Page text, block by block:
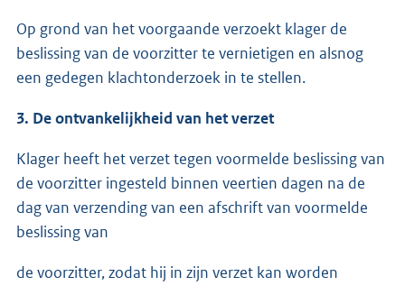
Op grond van het voorgaande verzoekt klager de
beslissing van de voorzitter te vernietigen en alsnog
een gedegen klachtonderzoek in te stellen.
3. De ontvankelijkheid van het verzet
Klager heeft het verzet tegen voormelde beslissing van
de voorzitter ingesteld binnen veertien dagen na de
dag van verzending van een afschrift van voormelde
beslissing van
de voorzitter, zodat hij in zijn verzet kan worden